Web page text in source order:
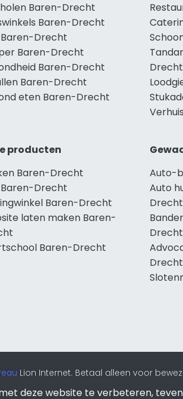
Baren-Drecht
Baren-Drecht
Baren-Drecht
Baren-Drecht
Baren-Drecht
Baren-Drecht
eten Baren-Drecht
Drecht
producten
Baren-Drecht
Drecht
Baren-Drecht
laten maken Baren-
Baren-Drecht
Auto-
Auto
Drecht
Drecht
Drecht
Lion Internet. Betaal alleen voor
deze website te verbeteren,